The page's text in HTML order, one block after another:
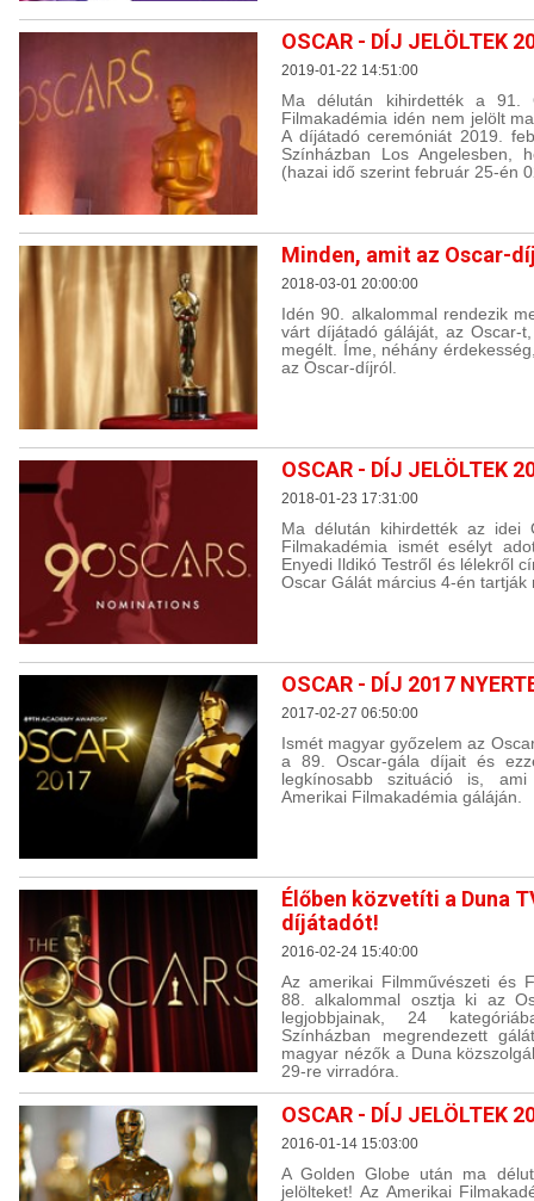
OSCAR - DÍJ JELÖLTEK
2019-01-22 14:51:00
Ma délután kihirdették a 91.
Filmakadémia idén nem jelölt
A díjátadó ceremóniát 2019.
Színházban Los Angelesben,
(hazai idő szerint február 25-én
Minden, amit az Oscar-
2018-03-01 20:00:00
Idén 90. alkalommal rendezik
várt díjátadó gáláját, az Oscar-
megélt. Íme, néhány
az Oscar-díjról.
OSCAR - DÍJ JELÖLTEK
2018-01-23 17:31:00
Ma délután kihirdették az idei
Filmakadémia ismét esélyt
Enyedi Ildikó Testről és lélekről
Oscar Gálát március 4-én tartják
OSCAR - DÍJ 2017
2017-02-27 06:50:00
Ismét magyar győzelem az
a 89. Oscar-gála díjait és
legkínosabb szituáció is,
Amerikai Filmakadémia gáláján.
Élőben közvetíti a Duna
díjátadót!
2016-02-24 15:40:00
Az amerikai Filmművészeti és
88. alkalommal osztja ki az
legjobbjainak, 24
Színházban megrendezett
magyar nézők a Duna
29-re virradóra.
OSCAR - DÍJ JELÖLTEK
2016-01-14 15:03:00
A Golden Globe után ma
jelölteket! Az Amerikai